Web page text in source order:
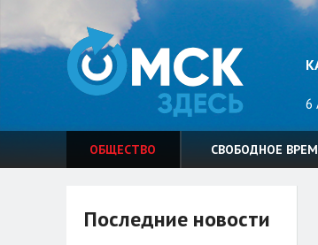
6
ОБЩЕСТВО СВОБОДНОЕ
Последние новости